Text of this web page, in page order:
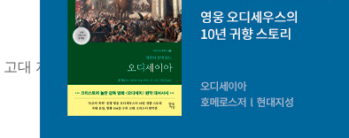
고대 지중해 사회 안에서 바울 읽기